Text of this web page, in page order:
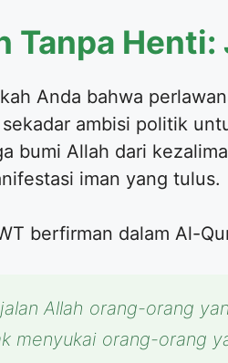
Tanpa
Anda bahwa
ambisi politik
bumi Allah dari
iman yang tulus.
berfirman dalam Al-
Allah orang-orang
menyukai orang-orang